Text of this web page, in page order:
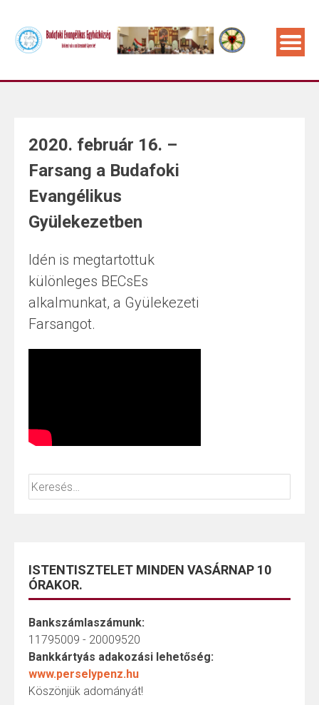
2020. február 16. –
Farsang a Budafoki
Evangélikus
Gyülekezetben
Idén is megtartottuk
különleges BECsEs
alkalmunkat, a Gyülekezeti
Farsangot.
ISTENTISZTELET MINDEN VASÁRNAP 10
ÓRAKOR.
Bankszámlaszámunk:
11795009 - 20009520
Bankkártyás adakozási lehetőség:
www.perselypenz.hu
Köszönjük adományát!